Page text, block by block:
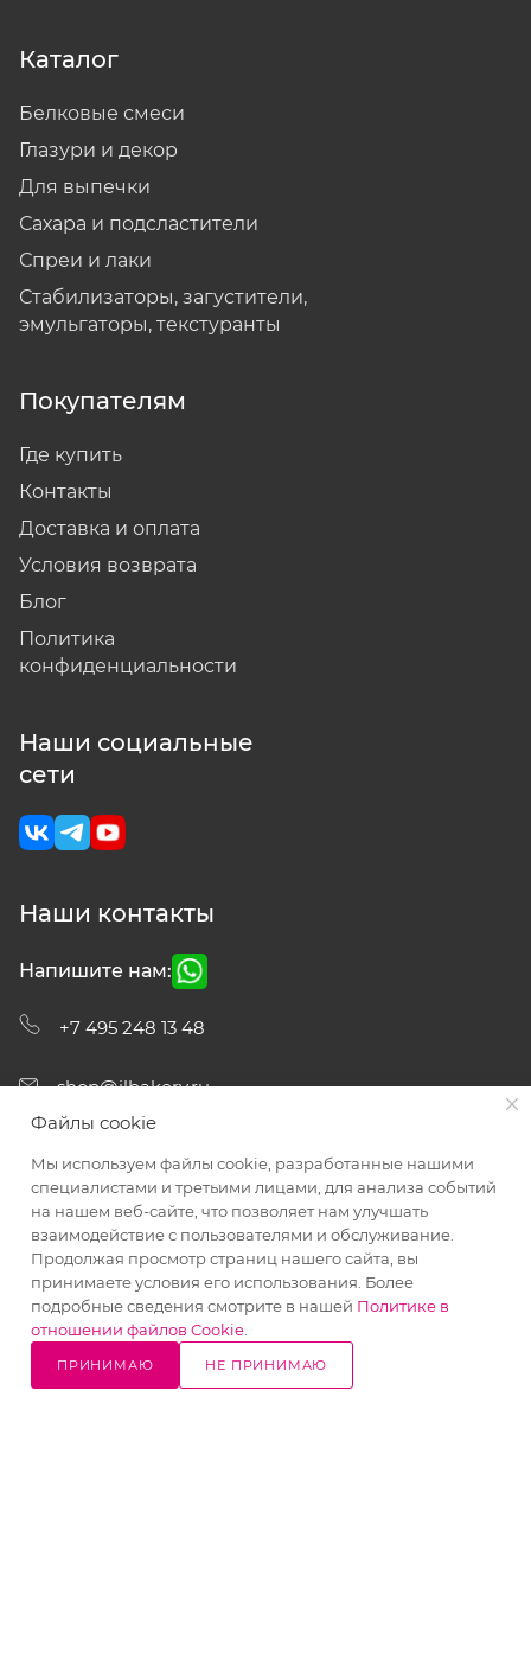
Каталог
Белковые смеси
Глазури и декор
Для выпечки
Сахара и подсластители
Спреи и лаки
Стабилизаторы, загустители,
эмульгаторы, текстуранты
Покупателям
Где купить
Контакты
Доставка и оплата
Условия возврата
Блог
Политика
конфиденциальности
Наши социальные
сети
Наши контакты
Напишите нам:
+7 495 248 13 48
shop@ilbakery.ru
Реквизиты:
ИП Шапаренко Татьяна Анатольевна
ИНН 772300552419
ОГРНИП 319312300060879
Юр.адрес: 142033, РФ, Московская область, г.
Домодедово, территория "Промзона "Житнево",
площадка 1, строение 2 Б
Файлы cookie
Мы используем файлы cookie, разработанные нашими
специалистами и третьими лицами, для анализа событий
на нашем веб-сайте, что позволяет нам улучшать
взаимодействие с пользователями и обслуживание.
Продолжая просмотр страниц нашего сайта, вы
принимаете условия его использования. Более
подробные сведения смотрите в нашей Политике в
отношении файлов Cookie
ПРИНИМАЮ НЕ ПРИНИМАЮ
10% СКИДКА
на все товары